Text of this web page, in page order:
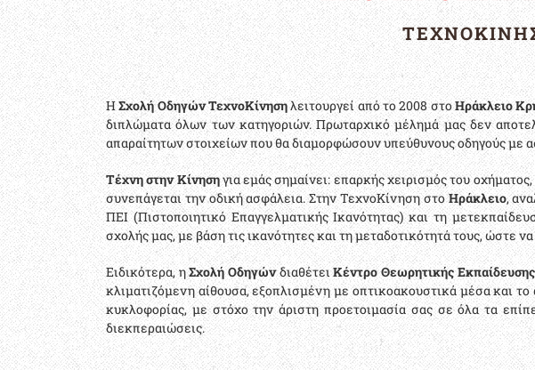
ΗΣχολή Οδηγών ΤεχνοΚίνησηλειτουργεί από το 2008 στοΗράκλειο
διπλώματα όλων των κατηγοριών. Πρωταρχικό μέλημά μας δεν
απαραίτητων στοιχείων που θα διαμορφώσουν υπεύθυνους οδηγούς με
Τέχνη στην Κίνησηγια εμάς σημαίνει: επαρκής χειρισμός του
συνεπάγεται την οδική ασφάλεια. Στην ΤεχνοΚίνηση στοΗράκλειο,
ΠΕΙ (Πιστοποιητικό Επαγγελματικής Ικανότητας) και τη
σχολής μας, με βάση τις ικανότητες και τη μεταδοτικότητά τους, ώστε
Ειδικότερα, ηΣχολή ΟδηγώνδιαθέτειΚέντρο Θεωρητικής
κλιματιζόμενη αίθουσα, εξοπλισμένη με οπτικοακουστικά μέσα και
κυκλοφορίας, με στόχο την άριστη προετοιμασία σας σε όλα τα
διεκπεραιώσεις.